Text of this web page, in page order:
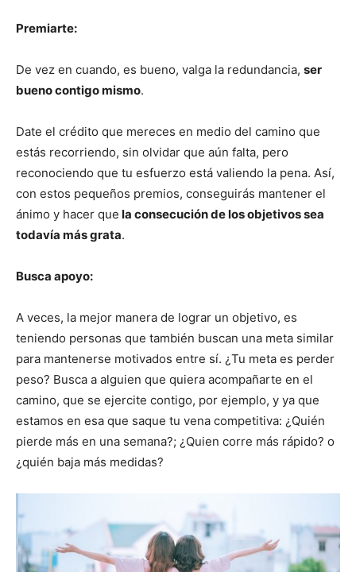
Premiarte:
De vez en cuando, es bueno, valga la redundancia, ser
bueno contigo mismo.
Date el crédito que mereces en medio del camino que
estás recorriendo, sin olvidar que aún falta, pero
reconociendo que tu esfuerzo está valiendo la pena. Así,
con estos pequeños premios, conseguirás mantener el
ánimo y hacer que la consecución de los objetivos sea
todavía más grata.
Busca apoyo:
A veces, la mejor manera de lograr un objetivo, es
teniendo personas que también buscan una meta similar
para mantenerse motivados entre sí. ¿Tu meta es perder
peso? Busca a alguien que quiera acompañarte en el
camino, que se ejercite contigo, por ejemplo, y ya que
estamos en esa que saque tu vena competitiva: ¿Quién
pierde más en una semana?; ¿Quien corre más rápido? o
¿quién baja más medidas?